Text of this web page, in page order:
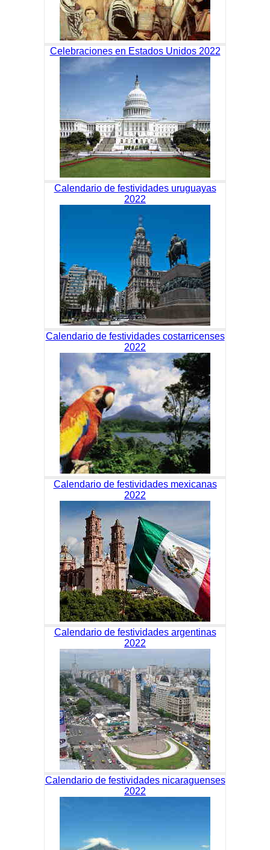
Celebraciones en Estados Unidos 2022
Calendario de festividades uruguayas
2022
Calendario de festividades costarricenses
2022
Calendario de festividades mexicanas
2022
Calendario de festividades argentinas
2022
Calendario de festividades nicaraguenses
2022